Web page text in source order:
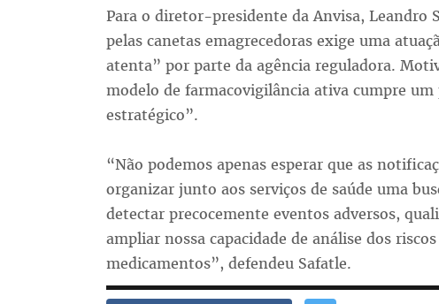
Para o diretor-presidente da Anvisa, Leandro
pelas canetas emagrecedoras exige uma
atenta” por parte da agência reguladora.
modelo de farmacovigilância ativa cumpre
estratégico”.
“Não podemos apenas esperar que as
organizar junto aos serviços de saúde uma
detectar precocemente eventos adversos,
ampliar nossa capacidade de análise dos
medicamentos”, defendeu Safatle.